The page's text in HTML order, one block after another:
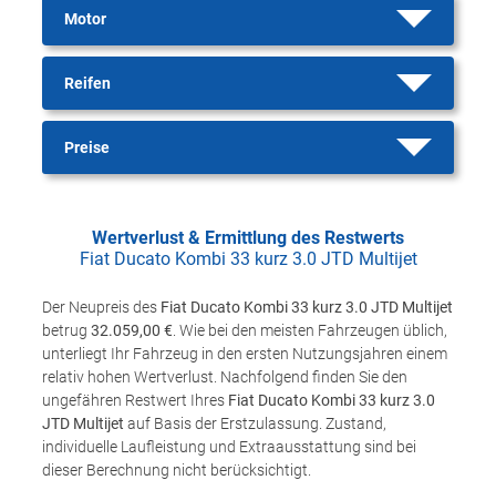
Motor
Reifen
Preise
Wertverlust & Ermittlung des Restwerts
Fiat Ducato Kombi 33 kurz 3.0 JTD Multijet
Der Neupreis des Fiat Ducato Kombi 33 kurz 3.0 JTD Multijet
betrug 32.059,00 € . Wie bei den meisten Fahrzeugen üblich,
unterliegt Ihr Fahrzeug in den ersten Nutzungsjahren einem
relativ hohen Wertverlust. Nachfolgend finden Sie den
ungefähren Restwert Ihres Fiat Ducato Kombi 33 kurz 3.0
JTD Multijet auf Basis der Erstzulassung. Zustand,
individuelle Laufleistung und Extraausstattung sind bei
dieser Berechnung nicht berücksichtigt.